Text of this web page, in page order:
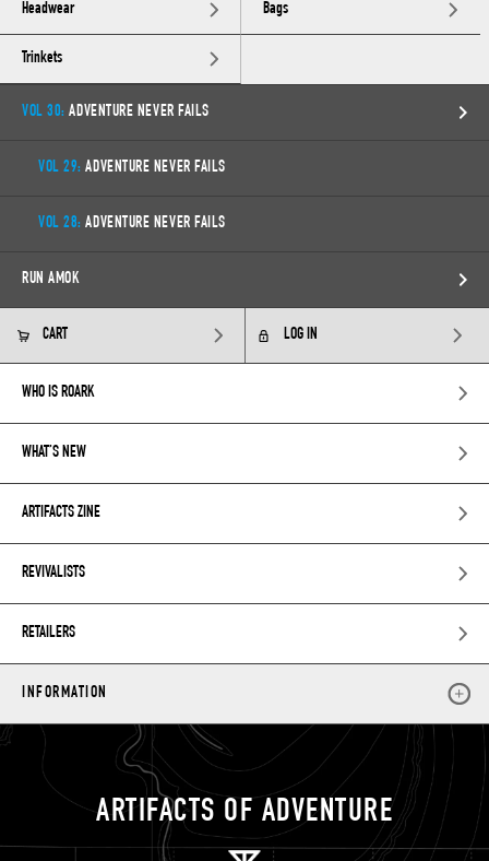
Headwear Bags
Trinkets
VOL 30: ADVENTURE NEVER FAILS
VOL 29: ADVENTURE NEVER FAILS
VOL 28: ADVENTURE NEVER FAILS
RUN AMOK
CART LOG IN
WHO IS ROARK
WHAT’S NEW
ARTIFACTS ZINE
REVIVALISTS
RETAILERS
INFORMATION
ARTIFACTS OF ADVENTURE